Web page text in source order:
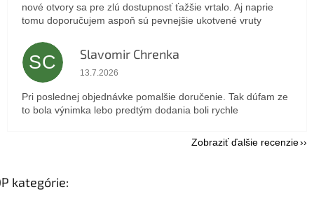
nové otvory sa pre zlú dostupnosť ťažšie vrtalo. Aj naprie
tomu doporučujem aspoň sú pevnejšie ukotvené vruty
SC Slavomir Chrenka
Hodnotenie obchodu je 5 z 5 hviezdičiek.
13.7.2026
Pri poslednej objednávke pomalšie doručenie. Tak dúfam ze
to bola výnimka lebo predtým dodania boli rychle
Zobraziť ďalšie recenzie
kategórie: